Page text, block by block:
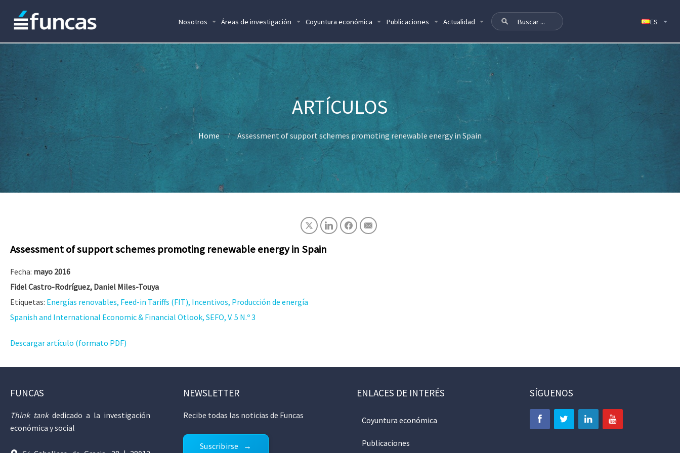
Nosotros Áreas de investigación Coyuntura económica Publicaciones Actualidad
Home Assessment of support schemes promoting renewable energy in Spain
Assessment of support schemes promoting renewable energy in Spain
Fecha: mayo 2016
Fidel Castro-Rodríguez, Daniel Miles-Touya
Etiquetas: Energías renovables, Feed-in Tariffs (FIT), Incentivos, Producción de energía
Spanish and International Economic & Financial Otlook, SEFO, V. 5 N.º 3
Descargar artículo (formato PDF)
FUNCAS
Think tankdedicado a la investigación
económica y social
NEWSLETTER
Recibe todas las noticias de Funcas
Suscribirse
ENLACES DE INTERÉS
Coyuntura económica
Publicaciones
SÍGUENOS